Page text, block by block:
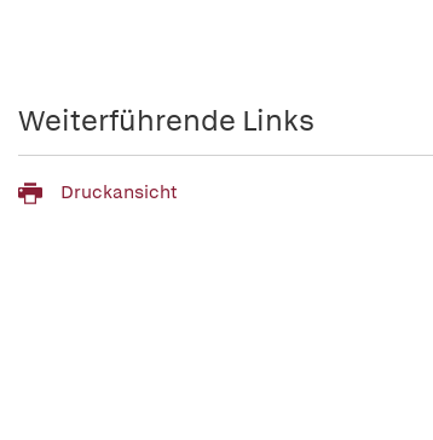
Weiterführende Links
Druckansicht